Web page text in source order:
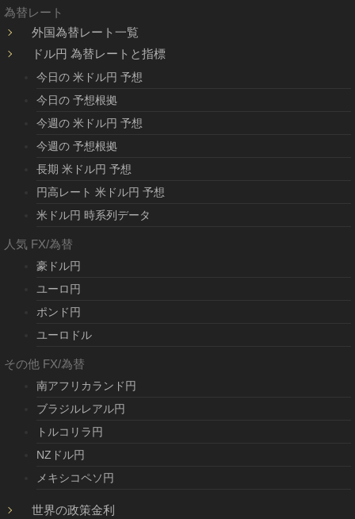
為替レート
外国為替レート一覧
ドル円 為替レートと指標
今日の 米ドル円 予想
今日の 予想根拠
今週の 米ドル円 予想
今週の 予想根拠
長期 米ドル円 予想
円高レート 米ドル円 予想
米ドル円 時系列データ
人気 FX/為替
豪ドル円
ユーロ円
ポンド円
ユーロドル
その他 FX/為替
南アフリカランド円
ブラジルレアル円
トルコリラ円
NZドル円
メキシコペソ円
世界の政策金利